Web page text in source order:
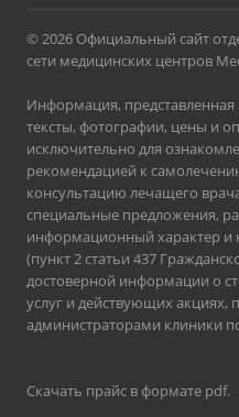
© 2026 Официальный сайт
сети медицинских центров
Информация,
тексты, фотографии, цены и
исключительно для
рекомендацией к
консультацию лечащего
специальные предложения,
информационный характер и
(пункт 2 статьи 437
достоверной информации о
услуг и действующих акциях,
администраторами клиники
Скачать прайс в формате pdf.